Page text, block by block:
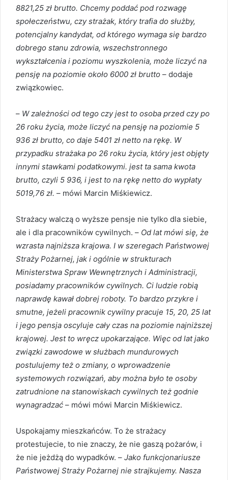
8821,25 zł brutto. Chcemy poddać pod rozwagę
społeczeństwu, czy strażak, który trafia do służby,
potencjalny kandydat, od którego wymaga się bardzo
dobrego stanu zdrowia, wszechstronnego
wykształcenia i poziomu wyszkolenia, może liczyć na
pensję na poziomie około 6000 zł brutto – dodaje
związkowiec.
– W zależności od tego czy jest to osoba przed czy po
26 roku życia, może liczyć na pensję na poziomie 5
936 zł brutto, co daje 5401 zł netto na rękę. W
przypadku strażaka po 26 roku życia, który jest objęty
innymi stawkami podatkowymi. jest ta sama kwota
brutto, czyli 5 936, i jest to na rękę netto do wypłaty
5019,76 zł. – mówi Marcin Miśkiewicz.
Strażacy walczą o wyższe pensje nie tylko dla siebie,
ale i dla pracowników cywilnych. – Od lat mówi się, że
wzrasta najniższa krajowa. I w szeregach Państwowej
Straży Pożarnej, jak i ogólnie w strukturach
Ministerstwa Spraw Wewnętrznych i Administracji,
posiadamy pracowników cywilnych. Ci ludzie robią
naprawdę kawał dobrej roboty. To bardzo przykre i
smutne, jeżeli pracownik cywilny pracuje 15, 20, 25 lat
i jego pensja oscyluje cały czas na poziomie najniższej
krajowej. Jest to wręcz upokarzające. Więc od lat jako
związki zawodowe w służbach mundurowych
postulujemy też o zmiany, o wprowadzenie
systemowych rozwiązań, aby można było te osoby
zatrudnione na stanowiskach cywilnych też godnie
wynagradzać – mówi mówi Marcin Miśkiewicz.
Uspokajamy mieszkańców. To że strażacy
protestujecie, to nie znaczy, że nie gaszą pożarów, i
że nie jeżdżą do wypadków. – Jako funkcjonariusze
Państwowej Straży Pożarnej nie strajkujemy. Nasza